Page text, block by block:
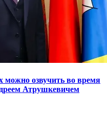
можно озвучить во время
Атрушкевичем